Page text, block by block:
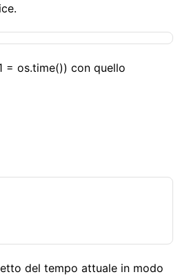
= os.time()) con quello
del tempo attuale in modo